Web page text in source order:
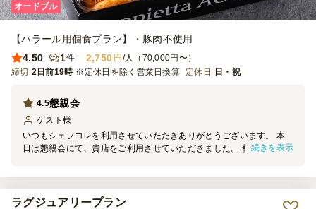
オードブル
【ハラール用個食プラン】・豚肉不使用
4.50
1件 2,750 円/人（70,000円〜）
締切 2日前19時 ※定休日を除く営業日換算 定休日 日・祝
懇親会
4.5
ゲスト 様
いつもシェフコレを利用させていただきありがとうございます。 本
日は懇親会にて、貴店をご利用させていただきました。 料理の見た
続きを表示
ラグジュアリープラン